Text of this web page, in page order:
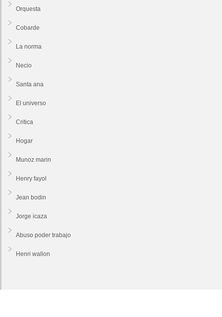
Orquesta
Cobarde
La norma
Necio
Santa ana
El universo
Critica
Hogar
Munoz marin
Henry fayol
Jean bodin
Jorge icaza
Abuso poder trabajo
Henri wallon